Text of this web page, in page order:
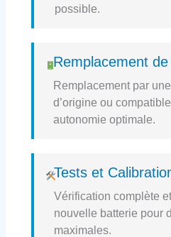
possible.
Remplacement
Remplacement par
d’origine ou
autonomie optimale.
Tests et
Vérification complète
nouvelle batterie pour
maximales.